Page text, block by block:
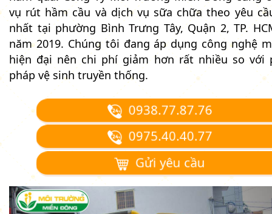
vụ rút hầm cầu và dịch vụ sữa chữa theo yêu
nhất tại phường Bình Trưng Tây, Quận 2, TP.
năm 2019. Chúng tôi đang áp dụng công nghệ
hiện đại nên chi phí giảm hơn rất nhiều so với
pháp vệ sinh truyền thống.
0938.77.87.76
0975.40.40.77
Gửi yêu cầu